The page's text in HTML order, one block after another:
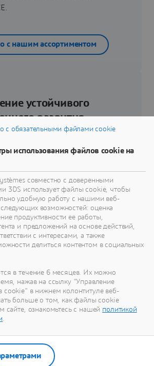
с нашим ассортиментом
устойчивого
развития
свои изделия,
бизнес-модели для
новых устойчивых
развитию
новости
релизы и материалы для
Systèmes.
новостей
с обязательными файлами cookie
использования файлов cookie на
совместно с доверенными
3DS использует файлы cookie, чтобы
удобную работу с нашими веб-
возможностей: оценка
продуктивности ее работы,
и предложений на основе действий,
с интересами, а также
делиться контентом в социальных
в течение 6 месяцев. Их можно
нажав на ссылку "Управление
cookie" в нижнем колонтитуле веб-
больше о том, как файлы cookie
сайте, ознакомьтесь с нашей политикой
.